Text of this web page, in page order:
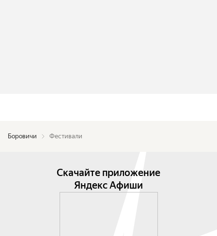
Боровичи Фестивали
Скачайте приложение
Яндекс Афиши